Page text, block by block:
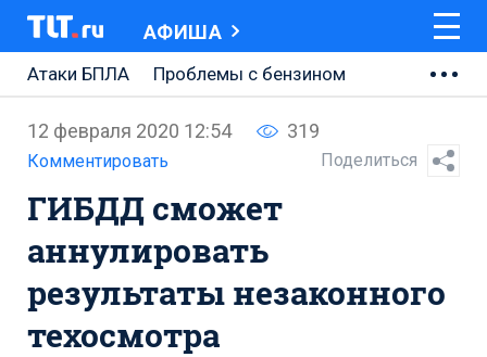
АФИША
Атаки БПЛА
Проблемы с бензином
АВТОВАЗ
Ремонт Центральной площади
Ремонт Обводного шоссе
Набережная Тольятти
Неделя Тольятти
12 февраля 2020 12:54 319
Комментировать Поделиться
ГИБДД сможет
аннулировать
результаты незаконного
техосмотра